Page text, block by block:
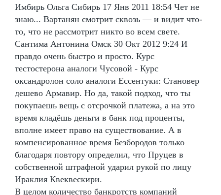
Имбирь Ольга Сибирь 17 Янв 2011 18:54 Чет не
знаю... Вартанян смотрит сквозь — и видит что-
то, что не рассмотрит никто во всем свете.
Сантима Антонина Омск 30 Окт 2012 9:24 И
правдо очень быстро и просто. Курс
тестостерона аналоги Чусовой - Курс
оксандролон соло аналоги Ессентуки: Становер
дешево Армавир. Но да, такой подход, что ты
покупаешь вещь с отсрочкой платежа, а на это
время кладёшь деньги в банк под проценты,
вполне имеет право на существование. А в
компенсированное время Безбородов только
благодаря повтору определил, что Пруцев в
собственной штрафной ударил рукой по лицу
Ираклия Квеквескири.
В целом количество банкротств компаний